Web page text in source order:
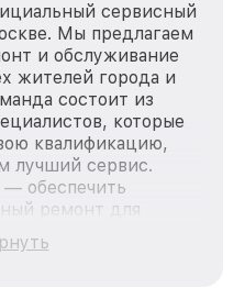
сервисный
Мы предлагаем
и обслуживание
жителей города и
состоит из
которые
квалификацию,
лучший сервис.
обеспечить
ремонт для
Acer, вне
поломки. Мы